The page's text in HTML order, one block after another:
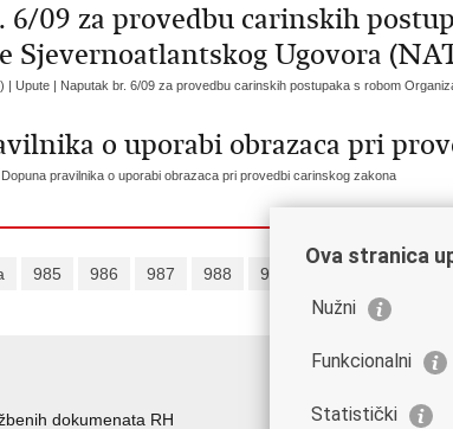
6/09 za provedbu carinskih
Sjevernoatlantskog Ugovora
| Upute | Naputak br. 6/09 za provedbu carinskih postupaka s robom
o uporabi obrazaca pri
Dopuna pravilnika o uporabi obrazaca pri provedbi carinskog zakona
985 986 987 988 989 992
dokumenata RH
Važne
Vlada Republike
Ova stranica
Nužni
Funkcionalni
Statistički